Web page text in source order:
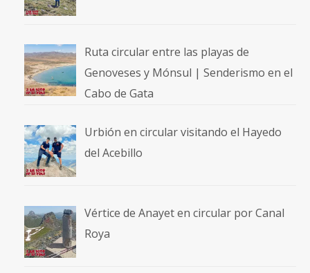
Ruta circular entre las playas de
Genoveses y Mónsul | Senderismo en el
Cabo de Gata
Urbión en circular visitando el Hayedo
del Acebillo
Vértice de Anayet en circular por Canal
Roya